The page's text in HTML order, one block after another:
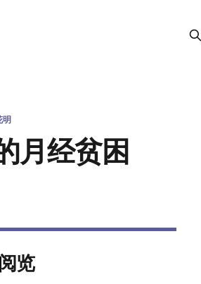
明
月经贫困
览